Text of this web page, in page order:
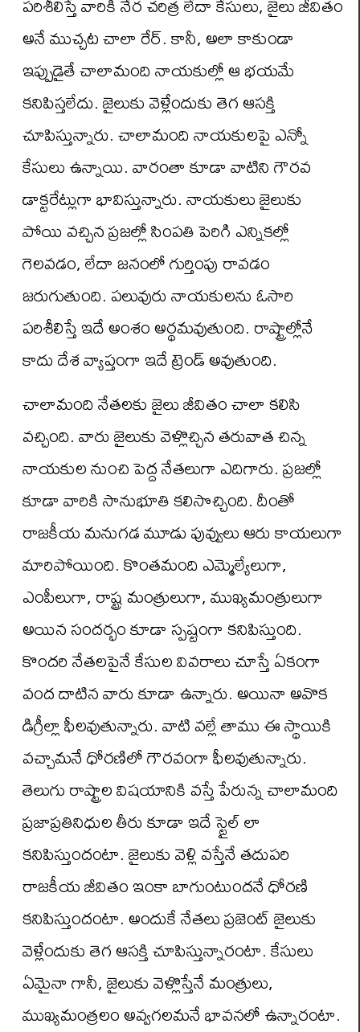
అనే ముచ్చట చాలా రేర్. కానీ, అలా కాకుండా
ఇప్పుడైతే చాలామంది నాయకుల్లో ఆ భయమే
కనిపిస్తలేదు. జైలుకు వెళ్లేందుకు తెగ ఆసక్తి
చూపిస్తున్నారు. చాలామంది నాయకులపై ఎన్నో
కేసులు ఉన్నాయి. వారంతా కూడా వాటిని గౌరవ
డాక్టరేట్లుగా భావిస్తున్నారు. నాయకులు జైలుకు
పోయి వచ్చిన ప్రజల్లో సింపతి పెరిగి ఎన్నికల్లో
గెలవడం, లేదా జనంలో గుర్తింపు రావడం
జరుగుతుంది. పలువురు నాయకులను ఓసారి
పరిశీలిస్తే ఇదే అంశం అర్థమవుతుంది. రాష్ట్రాల్లోనే
కాదు దేశ వ్యాప్తంగా ఇదే ట్రెండ్ అవుతుంది.
చాలామంది నేతలకు జైలు జీవితం చాలా కలిసి
వచ్చింది. వారు జైలుకు వెళ్లొచ్చిన తరువాత చిన్న
నాయకుల నుంచి పెద్ద నేతలుగా ఎదిగారు. ప్రజల్లో
కూడా వారికి సానుభూతి కలిసొచ్చింది. దీంతో
రాజకీయ మనుగడ మూడు పువ్వులు ఆరు కాయలుగా
మారిపోయింది. కొంతమంది ఎమ్మెల్యేలుగా,
ఎంపీలుగా, రాష్ట్ర మంత్రులుగా, ముఖ్యమంత్రులుగా
అయిన సందర్భం కూడా స్పష్టంగా కనిపిస్తుంది.
కొందరి నేతలపైనే కేసుల వివరాలు చూస్తే ఏకంగా
వంద దాటిన వారు కూడా ఉన్నారు. అయినా అవొక
డిగ్రీల్లా ఫీలవుతున్నారు. వాటి వల్లే తాము ఈ స్థాయికి
వచ్చామనే ధోరణిలో గౌరవంగా ఫీలవుతున్నారు.
తెలుగు రాష్ట్రాల విషయానికి వస్తే పేరున్న చాలామంది
ప్రజాప్రతినిధుల తీరు కూడా ఇదే స్టైల్ లా
కనిపిస్తుందంటా. జైలుకు వెళ్లి వస్తేనే తదుపరి
రాజకీయ జీవితం ఇంకా బాగుంటుందనే ధోరణి
కనిపిస్తుందంటా. అందుకే నేతలు ప్రజెంట్ జైలుకు
వెళ్లేందుకు తెగ ఆసక్తి చూపిస్తున్నారంటా. కేసులు
ఏమైనా గానీ, జైలుకు వెళ్లొస్తేనే మంత్రులు,
ముఖ్యమంత్రలం అవ్వగలమనే భావనలో ఉన్నారంటా.